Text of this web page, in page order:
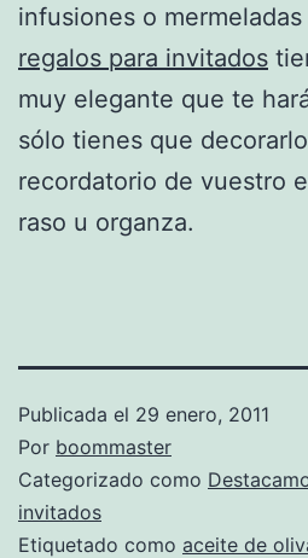
infusiones o
regalos para invitados
muy elegante que te
sólo tienes que
recordatorio de vuestro
raso u organza.
Publicada el 29 enero, 2011
Por boommaster
Categorizado como
invitados
Etiquetado como aceite de